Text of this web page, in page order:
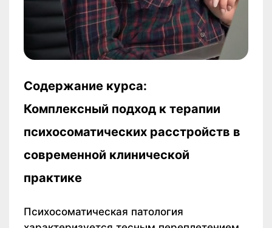
Содержание курса:
Комплексный подход к терапии
психосоматических расстройств в
современной клинической
практике
Психосоматическая патология